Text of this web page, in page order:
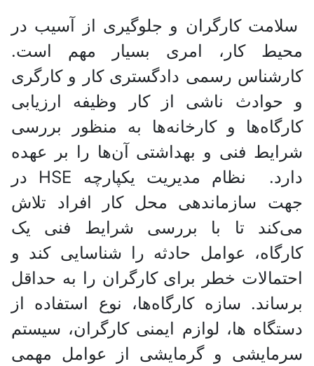
سلامت کارگران و جلوگیری از آسیب در
محیط کار، امری بسیار مهم است.
کارشناس رسمی دادگستری کار و کارگری
و حوادث ناشی از کار وظیفه ارزیابی
کارگاه‌ها و کارخانه‌ها به منظور بررسی
شرایط فنی و بهداشتی آن‌ها را بر عهده
دارد. نظام مدیریت یکپارچه HSE در
جهت سازماندهی محل کار افراد تلاش
می‌کند تا با بررسی شرایط فنی یک
کارگاه، عوامل حادثه را شناسایی کند و
احتمالات خطر برای کارگران را به حداقل
برساند. سازه کارگاه‌ها، نوع استفاده از
دستگاه ها، لوازم ایمنی کارگران، سیستم
سرمایشی و گرمایشی از عوامل مهمی